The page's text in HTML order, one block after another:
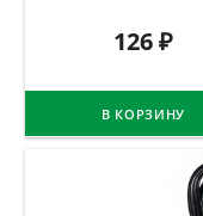
126₽
В КОРЗИНУ